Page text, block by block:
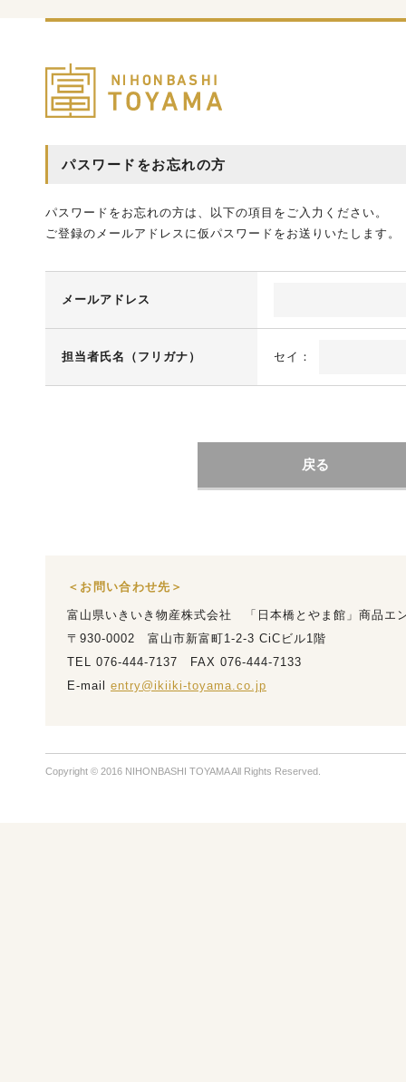
パスワードをお忘れの方
パスワードをお忘れの方は、以下の項目をご入力ください。
ご登録のメールアドレスに仮パスワードをお送りいたします。
メールアドレス
担当者氏名（フリガナ） セイ：
戻る
＜お問い合わせ先＞
富山県いきいき物産株式会社 「日本橋とやま館」商品エ
〒930-0002 富山市新富町1-2-3 CiCビル1階
TEL 076-444-7137 FAX 076-444-7133
E-mail entry@ikiiki-toyama.co.jp
Copyright © 2016 NIHONBASHI TOYAMA All Rights Reserved.